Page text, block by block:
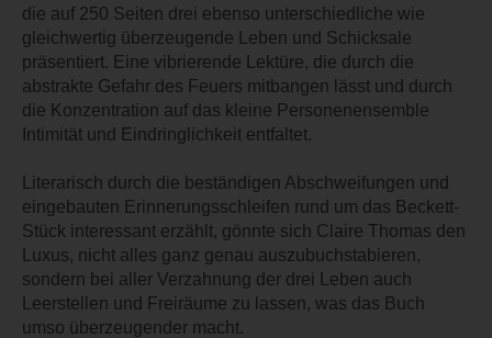
die auf 250 Seiten drei ebenso unterschiedliche wie
gleichwertig überzeugende Leben und Schicksale
präsentiert. Eine vibrierende Lektüre, die durch die
abstrakte Gefahr des Feuers mitbangen lässt und durch
die Konzentration auf das kleine Personenensemble
Intimität und Eindringlichkeit entfaltet.
Literarisch durch die beständigen Abschweifungen und
eingebauten Erinnerungsschleifen rund um das Beckett-
Stück interessant erzählt, gönnte sich Claire Thomas den
Luxus, nicht alles ganz genau auszubuchstabieren,
sondern bei aller Verzahnung der drei Leben auch
Leerstellen und Freiräume zu lassen, was das Buch
umso überzeugender macht.